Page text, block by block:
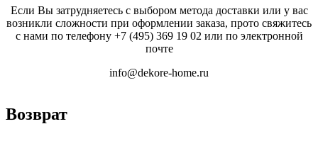
Если Вы затрудняетесь с выбором метода доставки или у вас
возникли сложности при оформлении заказа, прото свяжитесь
с нами по телефону +7 (495) 369 19 02 или по электронной
почте
info@dekore-home.ru
Возврат